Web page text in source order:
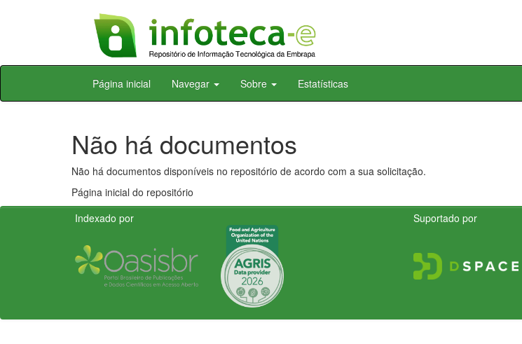
Skip
Página inicial Navegar Sobre Estatísticas
Não há documentos
Não há documentos disponíveis no repositório de acordo com a sua solicitação.
Página inicial do repositório
Indexado por
Suportado por